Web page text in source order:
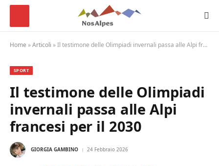
Home »Articoli »Il testimone delle Olimpiadi invernali passa alle Alpi francesi per il 2030
SPORT
Il testimone delle Olimpiadi
invernali passa alle Alpi
francesi per il 2030
GIORGIA GAMBINO 24 Febbraio 2026